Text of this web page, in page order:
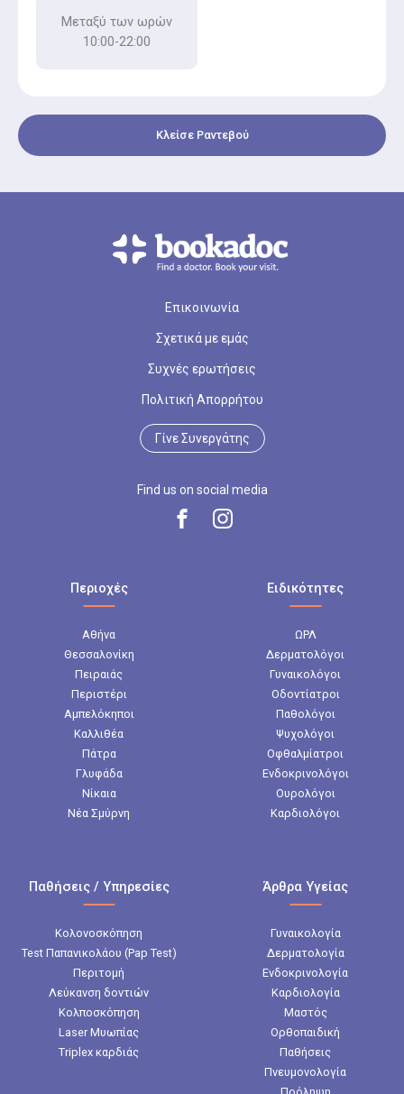
Μεταξύ των ωρών
10:00-22:00
Κλείσε Ραντεβού
Επικοινωνία
Σχετικά με εμάς
Συχνές ερωτήσεις
Πολιτική Απορρήτου
Γίνε Συνεργάτης
Find us on social media
Περιοχές
Αθήνα
Θεσσαλονίκη
Πειραιάς
Περιστέρι
Αμπελόκηποι
Καλλιθέα
Πάτρα
Γλυφάδα
Νίκαια
Νέα Σμύρνη
Ειδικότητες
ΩΡΛ
Δερματολόγοι
Γυναικολόγοι
Οδοντίατροι
Παθολόγοι
Ψυχολόγοι
Οφθαλμίατροι
Ενδοκρινολόγοι
Ουρολόγοι
Καρδιολόγοι
Παθήσεις / Υπηρεσίες
Κολονοσκόπηση
Test Παπανικολάου (Pap Test)
Περιτομή
Λεύκανση δοντιών
Κολποσκόπηση
Laser Μυωπίας
Triplex καρδιάς
Άρθρα Υγείας
Γυναικολογία
Δερματολογία
Ενδοκρινολογία
Καρδιολογία
Μαστός
Ορθοπαιδική
Παθήσεις
Πνευμονολογία